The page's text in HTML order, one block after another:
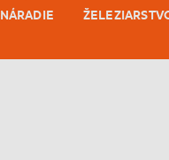
NÁRADIE